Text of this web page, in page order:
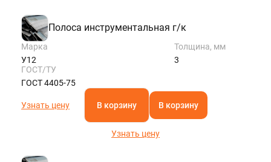
Полоса инструментальная г/к
Марка
У12
Толщина, мм
3
ГОСТ/ТУ
ГОСТ 4405-75
Узнать цену В корзину В корзину
Узнать цену